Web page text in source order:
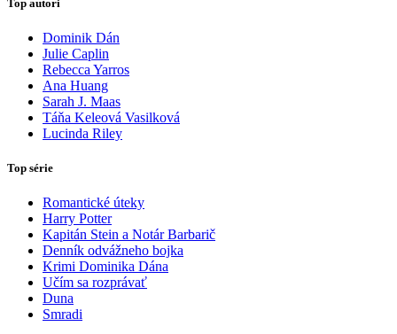
Top autori
Dominik Dán
Julie Caplin
Rebecca Yarros
Ana Huang
Sarah J. Maas
Táňa Keleová Vasilková
Lucinda Riley
Top série
Romantické úteky
Harry Potter
Kapitán Stein a Notár Barbarič
Denník odvážneho bojka
Krimi Dominika Dána
Učím sa rozprávať
Duna
Smradi